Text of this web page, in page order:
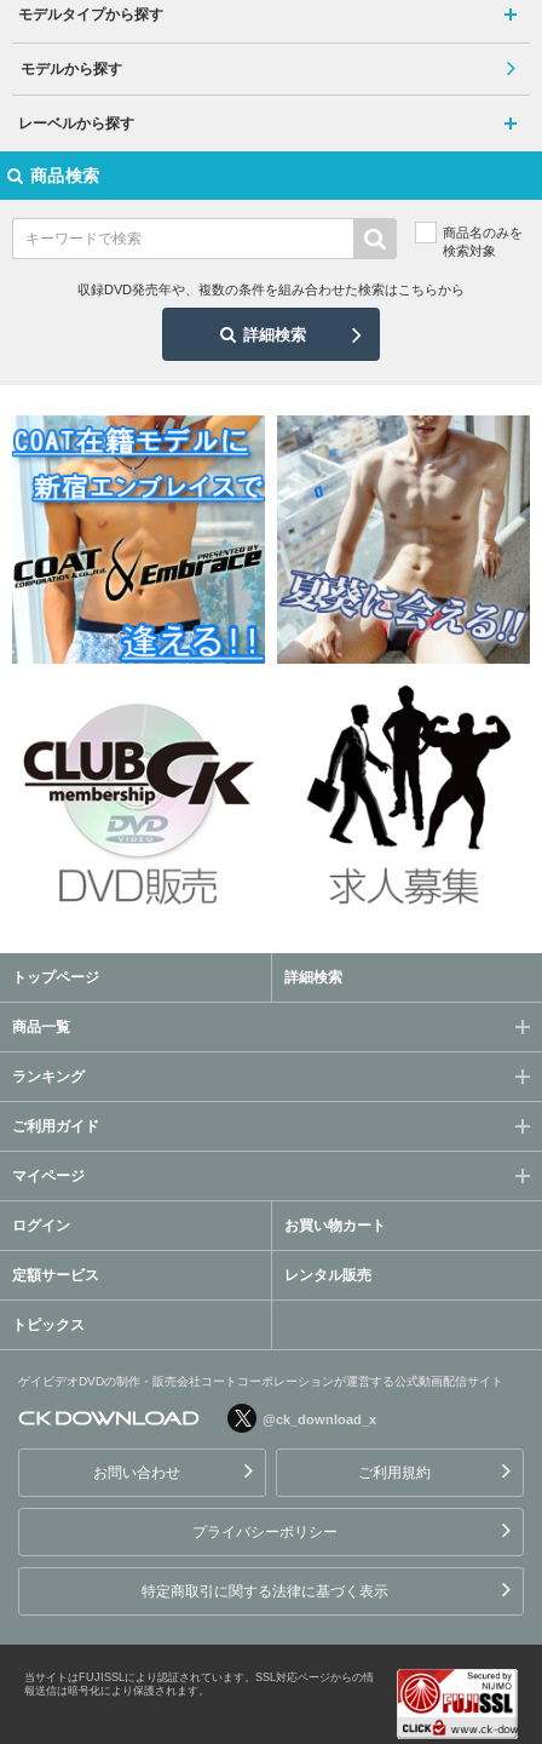
モデルタイプから探す
モデルから探す
レーベルから探す
商品検索
商品名のみを
検索対象
収録DVD発売年や、複数の条件を組み合わせた検索はこちらから
詳細検索
トップページ 詳細検索
商品一覧
ランキング
ご利用ガイド
マイページ
ログイン お買い物カート
定額サービス レンタル販売
トピックス
ゲイビデオDVDの制作・販売会社コートコーポレーションが運営する公式動画配信サイト
ョンが運営する公式動画配
信サイト
@ck_download_x
お問い合わせ ご利用規約
プライバシーポリシー
特定商取引に関する法律に基づく表示
当サイトはFUJISSLにより認証されています。SSL対応ページからの情
報送信は暗号化により保護されます。